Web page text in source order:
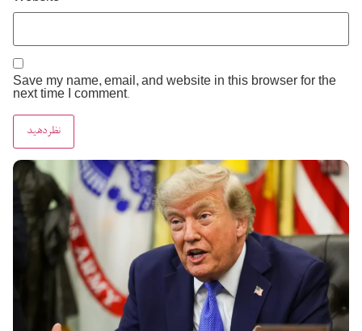
Save my name, email, and website in this browser for the
next time I comment.